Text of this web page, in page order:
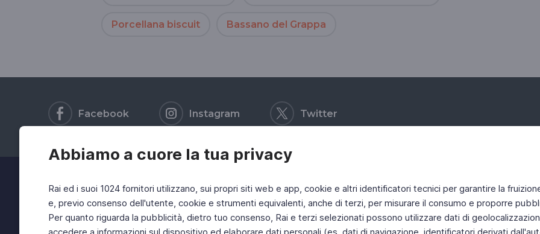
Abbiamo a cuore la tua privacy
Rai ed i suoi 1024 fornitori utilizzano, sui propri siti web e app, cookie e altri identificatori tecnici per garantire la
e, previo consenso dell'utente, cookie e strumenti equivalenti, anche di terzi, per misurare il consumo e proporre
Per quanto riguarda la pubblicità, dietro tuo consenso, Rai e terzi selezionati possono utilizzare dati di
Porcellana biscuit Bassano del Grappa
Facebook Instagram Twitter